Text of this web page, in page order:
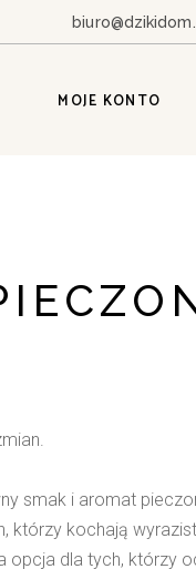
MOJE KONTO
smak i aromat
którzy kochają
opcja dla tych, którzy